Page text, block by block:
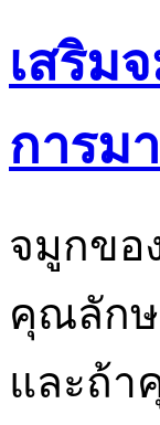
เสริม
การม
จมูกขอ
คุณลัก
และถ้า